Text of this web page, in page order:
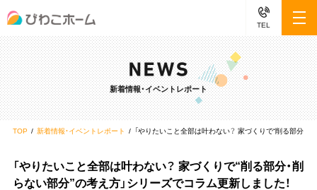
TEL
新着情報・イベントレポート
TOP 新着情報・イベントレポート 「やりたいこと全部は叶わない？ 家づくりで“削る部分・
「やりたいこと全部は叶わない？ 家づくりで“削る部分・削
らない部分”の考え方」シリーズでコラム更新しました！